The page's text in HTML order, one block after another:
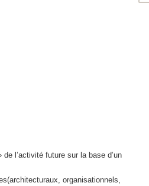
l’activité future sur la base d’un
organisationnels,